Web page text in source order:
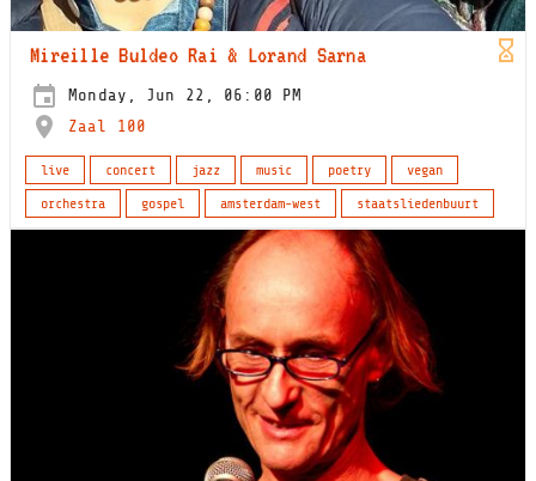
Mireille Buldeo Rai & Lorand Sarna
Monday, Jun 22, 06:00 PM
Zaal 100
live concert jazz music poetry
vegan
orchestra
gospel amsterdam-west staatsliedenbuurt